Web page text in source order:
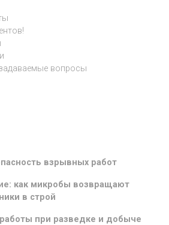
вопросы
взрывных работ
как микробы возвращают
в строй
при разведке и добыче